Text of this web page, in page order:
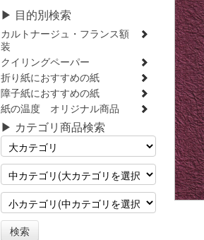
▶ 目的別検索
カルトナージュ・フランス額
装
クイリングペーパー
折り紙におすすめの紙
障子紙におすすめの紙
紙の温度 オリジナル商品
▶ カテゴリ商品検索